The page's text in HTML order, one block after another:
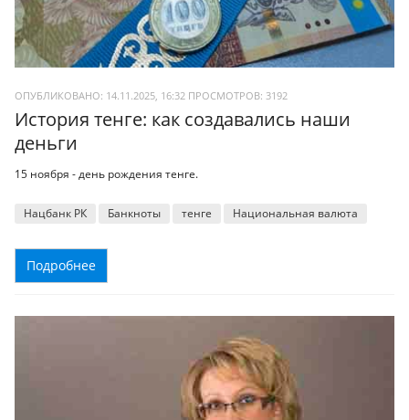
ОПУБЛИКОВАНО: 14.11.2025, 16:32 ПРОСМОТРОВ: 3192
История тенге: как создавались наши
деньги
15 ноября - день рождения тенге.
Нацбанк РК Банкноты тенге Национальная валюта
Подробнее